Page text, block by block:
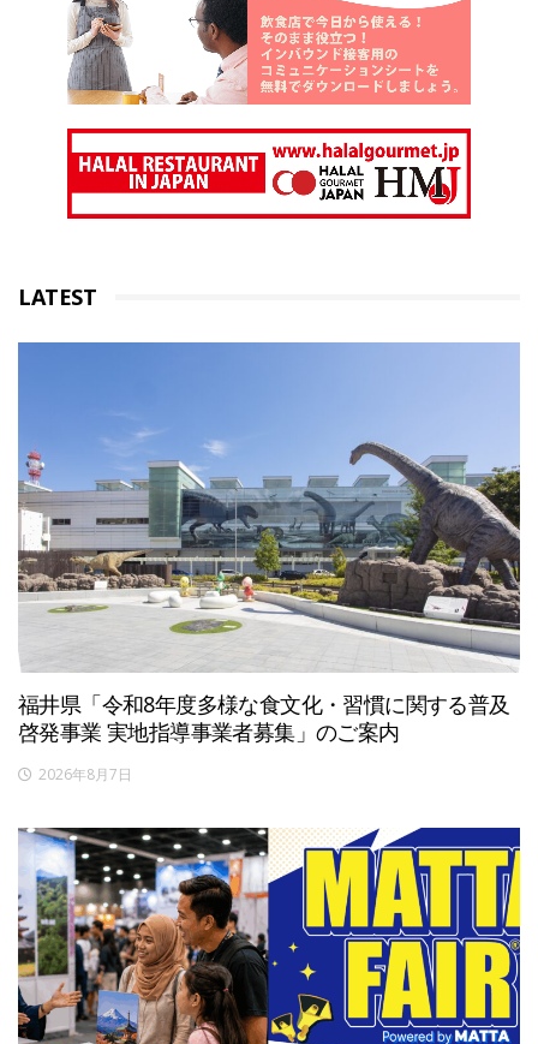
LATEST
福井県「令和8年度多様な食文化・習慣に関する普及
啓発事業 実地指導事業者募集」のご案内
2026年8月7日